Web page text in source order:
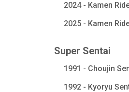
2024 - Kamen
2025 - Kamen
Super Sentai
1991 - Choujin
1992 - Kyoryu